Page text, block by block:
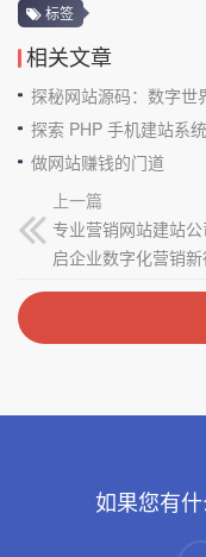
标签
相关文章
探秘网站源码：数字世
探索 PHP 手机建站系
做网站赚钱的门道
上一篇
专业营销网站建站
启企业数字化营销
如果您有